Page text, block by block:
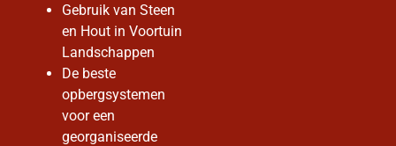
Gebruik van Steen
en Hout in Voortuin
Landschappen
De beste
opbergsystemen
voor een
georganiseerde